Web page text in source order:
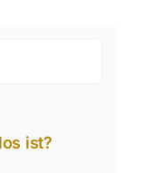
ist?